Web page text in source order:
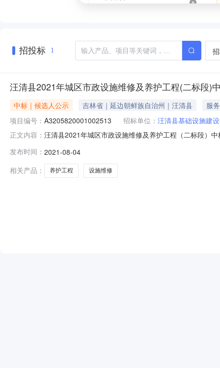
招投标 1
汪清县2021年城区市政设施维修及养护工程(二标段)
中标｜候选人公示 吉林省｜延边朝鲜族自治州｜汪清县
服
项目编号： A3205820001002513 招标单位： 汪清县基础设施建
正文内容： 汪清县2021年城区市政设施维修及养护工程（二标段）
开招标工程类别市政基础设施工程建筑面积3433平方米
发布时间： 2021-08-04
相关产品：
养护工程 设施维修